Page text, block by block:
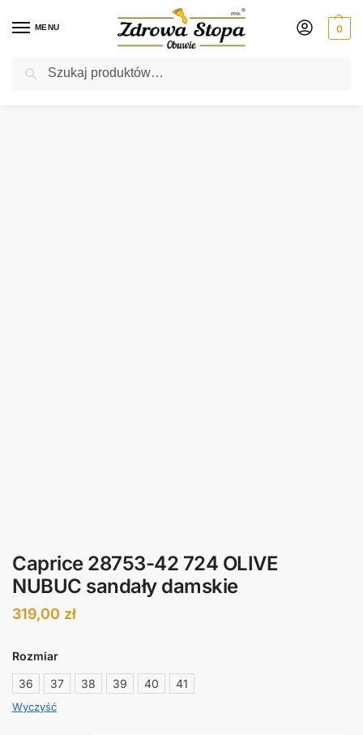
MENU 0
Rabat ⚡ 5% kod: ZDROWASTOPA (na obuwie poza promocją)
Caprice 28753-42 724 OLIVE
NUBUC sandały damskie
319,00 zł
Rozmiar
36
37 38 39 40 41
Wyczyść